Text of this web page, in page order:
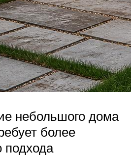
небольшого дома
более
подхода